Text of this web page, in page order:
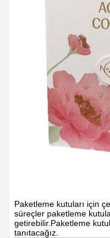
Paketleme kutuları için
süreçler paketleme
getirebilir.Paketleme
tanıtacağız.